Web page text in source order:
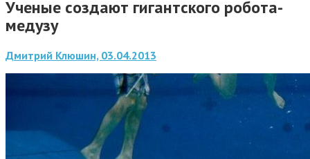
Ученые создают гигантского робота-
медузу
Дмитрий Клюшин, 03.04.2013